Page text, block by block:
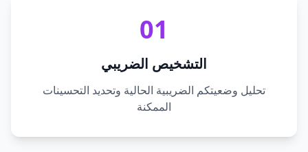
01
التشخيص الضريبي
تحليل وضعيتكم الضريبية الحالية وتحديد التحسينات
الممكنة